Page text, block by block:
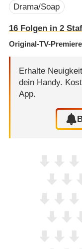
Drama/Soap
16Folgen in 2
Original-TV-Premiere
Erhalte
dein Handy.
App.